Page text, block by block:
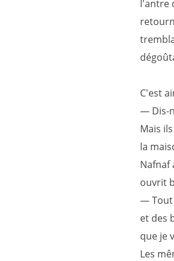
l'antre
C'est
— Dis-
Mais
la
Nafnaf
ouvrit
— Tout
et des
que je
Les